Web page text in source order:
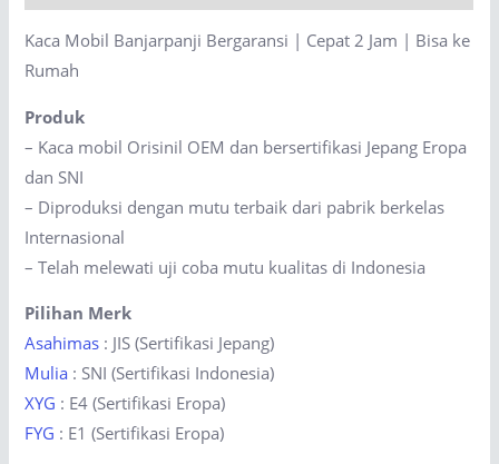
|
Bisa
ke
Rumah
quantity
Kaca Mobil Banjarpanji Bergaransi | Cepat 2 Jam | Bisa ke
Rumah
Produk
– Kaca mobil Orisinil OEM dan bersertifikasi Jepang Eropa
dan SNI
– Diproduksi dengan mutu terbaik dari pabrik berkelas
Internasional
– Telah melewati uji coba mutu kualitas di Indonesia
Pilihan Merk
Asahimas : JIS (Sertifikasi Jepang)
Mulia : SNI (Sertifikasi Indonesia)
XYG : E4 (Sertifikasi Eropa)
FYG : E1 (Sertifikasi Eropa)